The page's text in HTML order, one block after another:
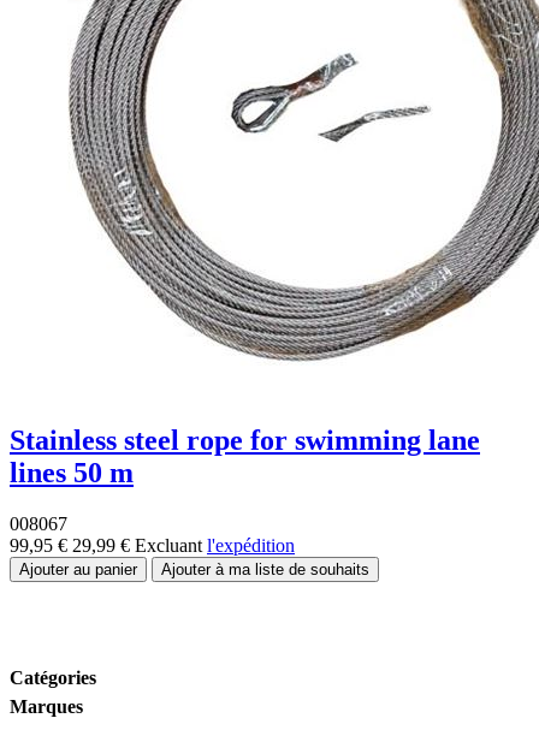
Stainless steel rope for swimming lane
lines 50 m
008067
99,95 € 29,99 € Excluant l'expédition
Catégories
Marques